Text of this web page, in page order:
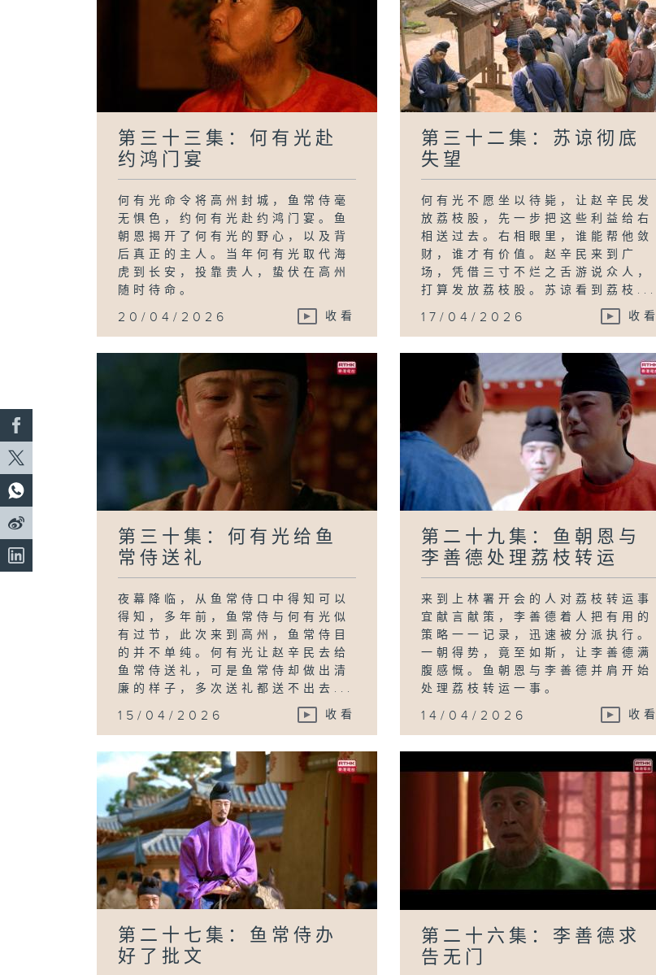
第三十三集：何有光赴
约鸿门宴
何有光命令将高州封城，鱼常侍毫
无惧色，约何有光赴约鸿门宴。鱼
朝恩揭开了何有光的野心，以及背
后真正的主人。当年何有光取代海
虎到长安，投靠贵人，蛰伏在高州
随时待命。
20/04/2026 收看
第三十二集：苏谅彻底
失望
何有光不愿坐以待毙，让赵辛民发
放荔枝股，先一步把这些利益给右
相送过去。右相眼里，谁能帮他敛
财，谁才有价值。赵辛民来到广
场，凭借三寸不烂之舌游说众人，
打算发放荔枝股。苏谅看到荔枝...
17/04/2026 收看
第三十集：何有光给鱼
常侍送礼
夜幕降临，从鱼常侍口中得知可以
得知，多年前，鱼常侍与何有光似
有过节，此次来到高州，鱼常侍目
的并不单纯。何有光让赵辛民去给
鱼常侍送礼，可是鱼常侍却做出清
廉的样子，多次送礼都送不出去...
15/04/2026 收看
第二十九集：鱼朝恩与
李善德处理荔枝转运
来到上林署开会的人对荔枝转运事
宜献言献策，李善德着人把有用的
策略一一记录，迅速被分派执行。
一朝得势，竟至如斯，让李善德满
腹感慨。鱼朝恩与李善德并肩开始
处理荔枝转运一事。
14/04/2026 收看
第二十七集：鱼常侍办
好了批文
第二十六集：李善德求
告无门